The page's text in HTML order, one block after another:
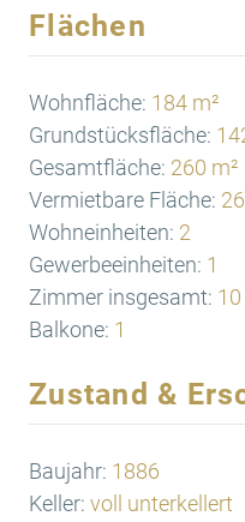
Flächen
Wohnfläche: 184 m²
Grundstücksfläche:
Gesamtfläche: 260 m²
Vermietbare Fläche:
Wohneinheiten: 2
Gewerbeeinheiten: 1
Zimmer insgesamt: 10
Balkone: 1
Zustand &
Baujahr: 1886
Keller: voll unterkellert